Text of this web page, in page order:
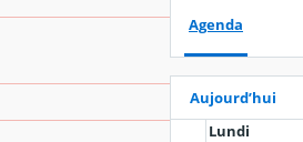
Agenda
Aujourd’hui
Lundi